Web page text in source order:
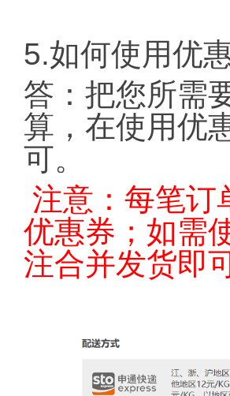
5.如何使用优
答：把您所需
算，在使用优
可。
注意：每笔订
优惠券；如需
注合并发货即